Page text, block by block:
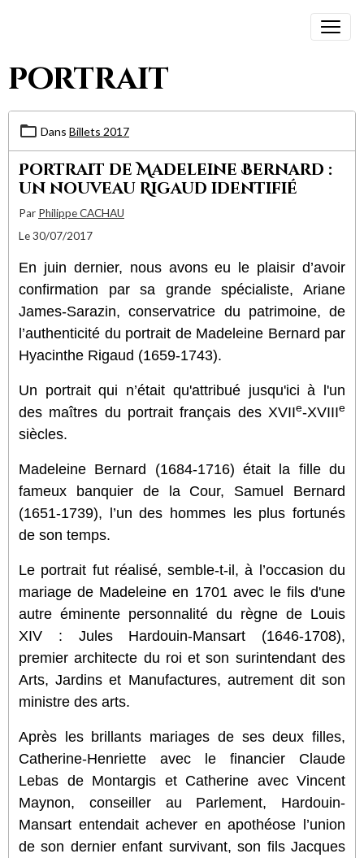
portrait
Dans Billets 2017
Portrait de Madeleine Bernard :
un nouveau Rigaud identifié
Par Philippe CACHAU
Le 30/07/2017
En juin dernier, nous avons eu le plaisir d’avoir
confirmation par sa grande spécialiste, Ariane
James-Sarazin, conservatrice du patrimoine, de
l’authenticité du portrait de Madeleine Bernard par
Hyacinthe Rigaud (1659-1743).
Un portrait qui n’était qu'attribué jusqu'ici à l'un
des maîtres du portrait français des XVIIe-XVIIIe
siècles.
Madeleine Bernard (1684-1716) était la fille du
fameux banquier de la Cour, Samuel Bernard
(1651-1739), l’un des hommes les plus fortunés
de son temps.
Le portrait fut réalisé, semble-t-il, à l’occasion du
mariage de Madeleine en 1701 avec le fils d'une
autre éminente personnalité du règne de Louis
XIV : Jules Hardouin-Mansart (1646-1708),
premier architecte du roi et son surintendant des
Arts, Jardins et Manufactures, autrement dit son
ministre des arts.
Après les brillants mariages de ses deux filles,
Catherine-Henriette avec le financier Claude
Lebas de Montargis et Catherine avec Vincent
Maynon, conseiller au Parlement, Hardouin-
Mansart entendait achever en apothéose l’union
de son dernier enfant survivant, son fils Jacques